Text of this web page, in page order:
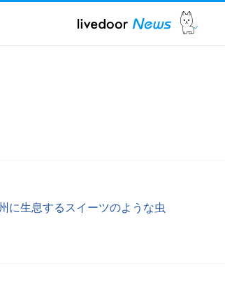
に生息するスイーツのような虫